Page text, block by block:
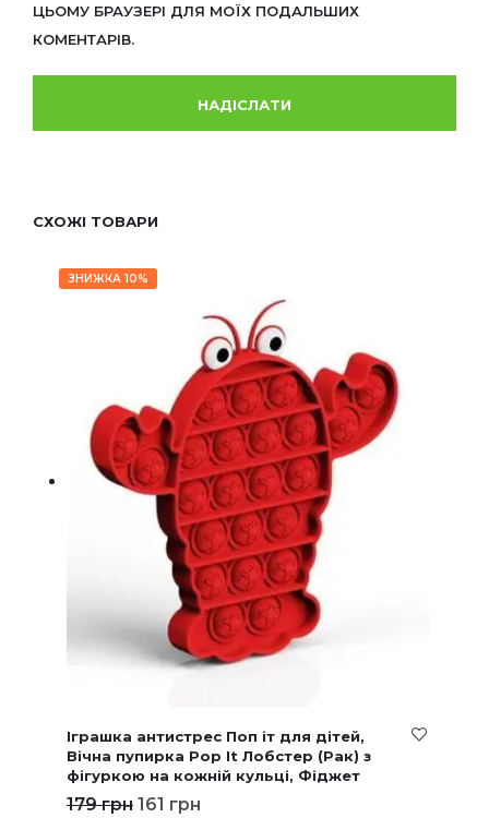
ЦЬОМУ БРАУЗЕРІ ДЛЯ МОЇХ ПОДАЛЬШИХ
КОМЕНТАРІВ.
СХОЖІ ТОВАРИ
ЗНИЖКА 10%
Іграшка антистрес Поп іт для дітей,
Вічна пупирка Pop It Лобстер (Рак) з
фігуркою на кожній кульці, Фіджет
179грн 161 грн